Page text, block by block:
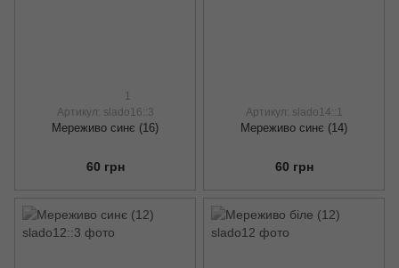
1
Артикул: slado16::3
Мереживо синє (16)
60 грн
Артикул: slado14::1
Мереживо синє (14)
60 грн